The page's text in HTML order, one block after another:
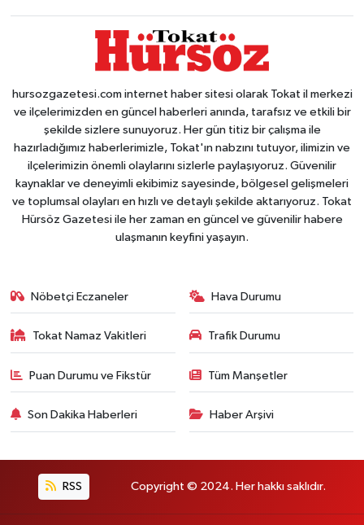
hursozgazetesi.com internet haber sitesi olarak Tokat il merkezi
ve ilçelerimizden en güncel haberleri anında, tarafsız ve etkili bir
şekilde sizlere sunuyoruz. Her gün titiz bir çalışma ile
hazırladığımız haberlerimizle, Tokat'ın nabzını tutuyor, ilimizin ve
ilçelerimizin önemli olaylarını sizlerle paylaşıyoruz. Güvenilir
kaynaklar ve deneyimli ekibimiz sayesinde, bölgesel gelişmeleri
ve toplumsal olayları en hızlı ve detaylı şekilde aktarıyoruz. Tokat
Hürsöz Gazetesi ile her zaman en güncel ve güvenilir habere
ulaşmanın keyfini yaşayın.
Nöbetçi Eczaneler Hava Durumu
Tokat Namaz Vakitleri Trafik Durumu
Puan Durumu ve Fikstür Tüm Manşetler
Son Dakika Haberleri Haber Arşivi
RSS Copyright © 2024. Her hakkı saklıdır.